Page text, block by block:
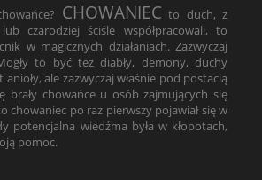
CHOWANIEC to duch, z
czarodziej ściśle współpracowali, to
w magicznych działaniach. Zazwyczaj
to być też diabły, demony, duchy
ale zazwyczaj właśnie pod postacią
brały chowańce u osób zajmujących się
chowaniec po raz pierwszy pojawiał się w
potencjalna wiedźma była w kłopotach,
pomoc.